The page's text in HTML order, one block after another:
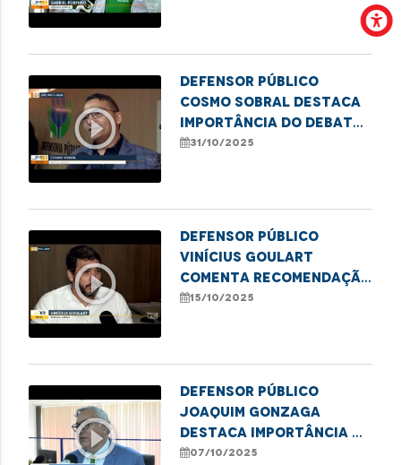
play_circle_outline
Defensor público
Cosmo Sobral destaca
importância do debate
sobre o uso medicinal
31/10/2025
play_circle_outline
Defensor público
Vinícius Goulart
comenta recomendação
da Defensoria por mais
15/10/2025
play_circle_outline
Defensor público
Joaquim Gonzaga
destaca importância da
denúncia na proteção
07/10/2025